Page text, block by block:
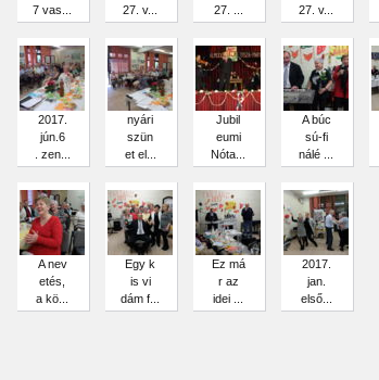
7 vas...
27. v...
27. ...
27. v...
2017.
jún.6
. zen...
nyári
szün
et el...
Jubil
eumi
Nóta...
A búc
sú-fi
nálé ...
A nev
etés,
a kö...
Egy k
is vi
dám f...
Ez má
r az
idei ...
2017.
jan.
első...